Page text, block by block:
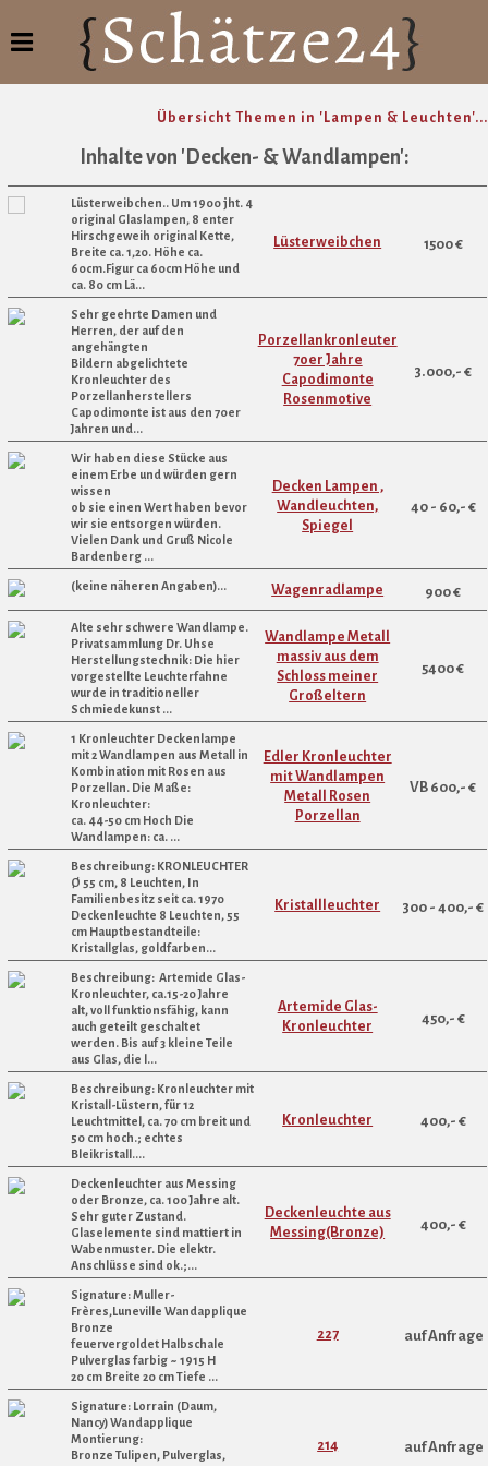
Übersicht Themen in 'Lampen & Leuchten'...
Inhalte von 'Decken- & Wandlampen':
Lüsterweibchen.. Um 1900 jht. 4
original Glaslampen, 8 enter
Hirschgeweih original Kette,
Breite ca. 1,20. Höhe ca.
60cm.Figur ca 60cm Höhe und
ca. 80 cm Lä...
Lüsterweibchen 1500 €
Sehr geehrte Damen und
Herren, der auf den
angehängten
Bildern abgelichtete
Kronleuchter des
Porzellanherstellers
Capodimonte ist aus den 70er
Jahren und...
Porzellankronleuter
70er Jahre
Capodimonte
Rosenmotive
3.000,- €
Wir haben diese Stücke aus
einem Erbe und würden gern
wissen
ob sie einen Wert haben bevor
wir sie entsorgen würden.
Vielen Dank und Gruß Nicole
Bardenberg ...
Decken Lampen ,
Wandleuchten,
Spiegel
40 - 60,- €
(keine näheren Angaben)... Wagenradlampe 900 €
Alte sehr schwere Wandlampe.
Privatsammlung Dr. Uhse
Herstellungstechnik: Die hier
vorgestellte Leuchterfahne
wurde in traditioneller
Schmiedekunst ...
Wandlampe Metall
massiv aus dem
Schloss meiner
Großeltern
5400 €
1 Kronleuchter Deckenlampe
mit 2 Wandlampen aus Metall in
Kombination mit Rosen aus
Porzellan. Die Maße:
Kronleuchter:
ca. 44-50 cm Hoch Die
Wandlampen: ca. ...
Edler Kronleuchter
mit Wandlampen
Metall Rosen
Porzellan
VB 600,- €
Beschreibung: KRONLEUCHTER
Ø 55 cm, 8 Leuchten, In
Familienbesitz seit ca. 1970
Deckenleuchte 8 Leuchten, 55
cm Hauptbestandteile:
Kristallglas, goldfarben...
Kristallleuchter 300 - 400,- €
Beschreibung: Artemide Glas-
Kronleuchter, ca.15-20 Jahre
alt, voll funktionsfähig, kann
auch geteilt geschaltet
werden. Bis auf 3 kleine Teile
aus Glas, die l...
Artemide Glas-
Kronleuchter
450,- €
Beschreibung: Kronleuchter mit
Kristall-Lüstern, für 12
Leuchtmittel, ca. 70 cm breit und
50 cm hoch.; echtes
Bleikristall....
Kronleuchter 400,- €
Deckenleuchter aus Messing
oder Bronze, ca. 100 Jahre alt.
Sehr guter Zustand.
Glaselemente sind mattiert in
Wabenmuster. Die elektr.
Anschlüsse sind ok.;...
Deckenleuchte aus
Messing(Bronze)
400,- €
Signature: Muller-
Frères,Luneville Wandapplique
Bronze
feuervergoldet Halbschale
Pulverglas farbig ~ 1915 H
20 cm Breite 20 cm Tiefe ...
227 auf Anfrage
Signature: Lorrain (Daum,
Nancy) Wandapplique
Montierung:
Bronze Tulipen, Pulverglas,
214 auf Anfrage